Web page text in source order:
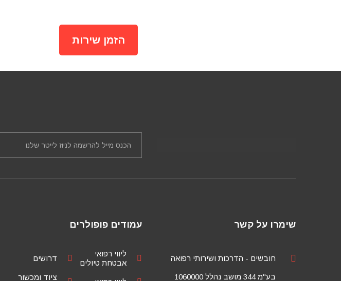
הזמן שירות
שימרו על קשר
חובשים - הדרכות ושירותי רפואה
בע"מ 344 מושב נהלל 1060000
עמודים פופולרים
ליווי רפואי
אבטחת טיולים
דרושים
ציוד ומכשור